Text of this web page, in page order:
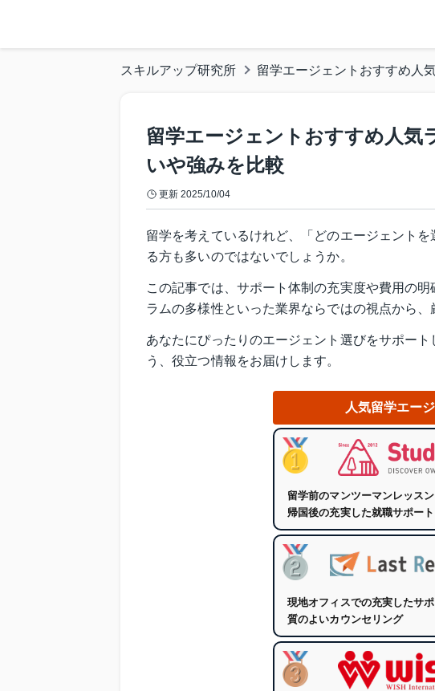
スキルアップ研究所 留学エージェントおすすめ人
留学エージェントおすすめ人気
いや強みを比較
更新 2025/10/04
留学を考えているけれど、「どのエージェント
る方も多いのではないでしょうか。
この記事では、サポート体制の充実度や費用の
ラムの多様性といった業界ならではの視点から、
あなたにぴったりのエージェント選びをサポー
う、役立つ情報をお届けします。
人気留学エー
留学前のマンツーマンレッスン
帰国後の充実した就職サポー
現地オフィスでの充実したサポ
質のよいカウンセリング